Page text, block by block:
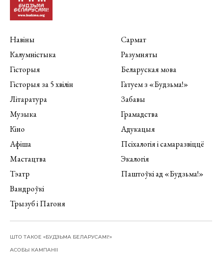
Навіны
Калумністыка
Гісторыя
Гісторыя за 5 хвілін
Літаратура
Музыка
Кіно
Афіша
Мастацтва
Тэатр
Вандроўкі
Трызуб і Пагоня
Сармат
Разумняты
Беларуская мова
Гатуем з «Будзьма!»
Забавы
Грамадства
Адукацыя
Псіхалогія і самаразвіццё
Экалогія
Паштоўкі ад «Будзьма!»
ШТО ТАКОЕ «БУДЗЬМА БЕЛАРУСАМІ!»
АСОБЫ КАМПАНІІ